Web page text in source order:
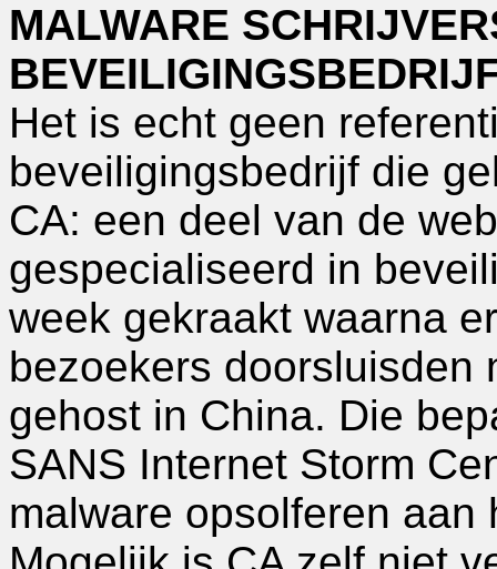
MALWARE
Het is echt geen
beveiligingsbedrijf die
CA: een deel van de
gespecialiseerd in
week gekraakt waarna
bezoekers doorsluisden
gehost in China. Die
SANS Internet Storm
malware opsolferen aan